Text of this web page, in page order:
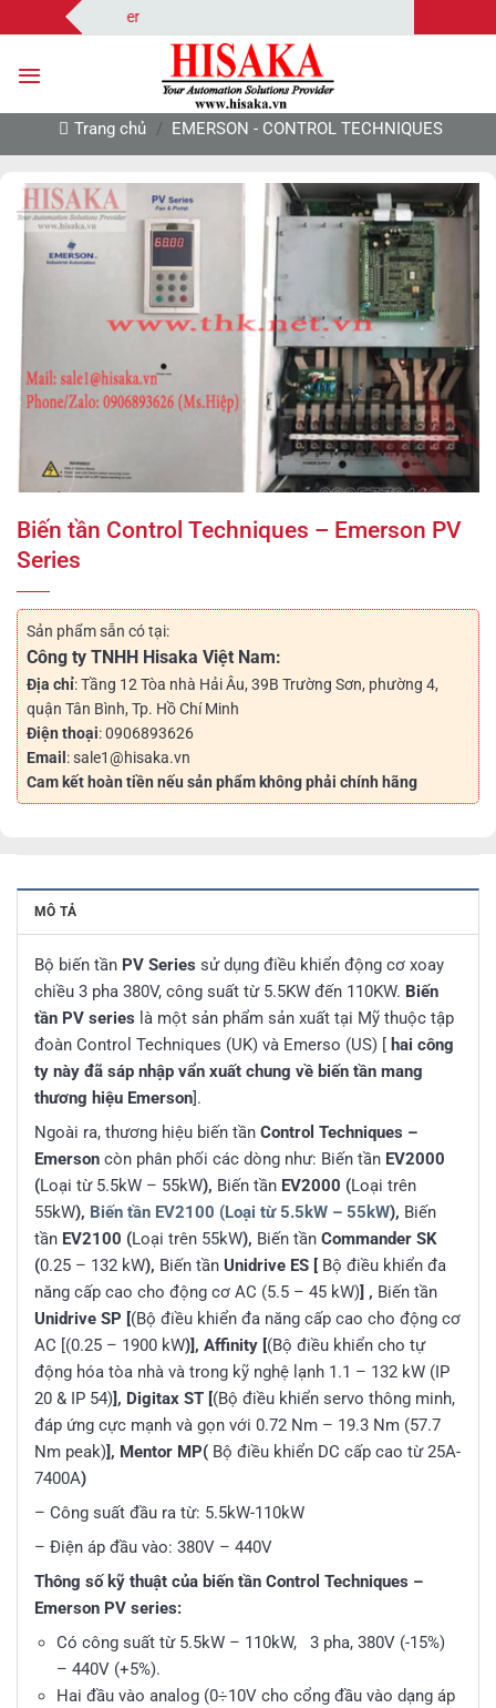
qua
nội
Trang chủ / EMERSON - CONTROL TECHNIQUES
Biến tần Control Techniques – Emerson PV
Series
Sản phẩm sẵn có tại:
Công ty TNHH Hisaka Việt Nam:
Địa chỉ: Tầng 12 Tòa nhà Hải Âu, 39B Trường Sơn, phường 4,
quận Tân Bình, Tp. Hồ Chí Minh
Điện thoại: 0906893626
Email : sale1@hisaka.vn
Cam kết hoàn tiền nếu sản phẩm không phải chính hãng
MÔ TẢ
Bộ biến tần PV Series sử dụng điều khiển động cơ xoay
chiều 3 pha 380V, công suất từ 5.5KW đến 110KW. Biến
tần PV series là một sản phẩm sản xuất tại Mỹ thuộc tập
đoàn Control Techniques (UK) và Emerso (US) [ hai công
ty này đã sáp nhập vẩn xuất chung về biến tần mang
thương hiệu Emerson].
Ngoài ra, thương hiệu biến tần Control Techniques –
Emerson còn phân phối các dòng như: Biến tần EV2000
(Loại từ 5.5kW – 55kW), Biến tần EV2000 (Loại trên
55kW), Biến tần EV2100 (Loại từ 5.5kW – 55kW), Biến
tần EV2100 (Loại trên 55kW), Biến tần Commander SK
(0.25 – 132 kW), Biến tần Unidrive ES [ Bộ điều khiển đa
năng cấp cao cho động cơ AC (5.5 – 45 kW)] , Biến tần
Unidrive SP [(Bộ điều khiển đa năng cấp cao cho động cơ
AC [(0.25 – 1900 kW)], Affinity [(Bộ điều khiển cho tự
động hóa tòa nhà và trong kỹ nghệ lạnh 1.1 – 132 kW (IP
20 & IP 54)], Digitax ST [(Bộ điều khiển servo thông minh,
đáp ứng cực mạnh và gọn với 0.72 Nm – 19.3 Nm (57.7
Nm peak)], Mentor MP( Bộ điều khiển DC cấp cao từ 25A-
7400A)
– Công suất đầu ra từ: 5.5kW-110kW
– Điện áp đầu vào: 380V – 440V
Thông số kỹ thuật của biến tần Control Techniques –
Emerson PV series:
Có công suất từ 5.5kW – 110kW, 3 pha, 380V (-15%)
– 440V (+5%).
Hai đầu vào analog (0÷10V cho cổng đầu vào dạng áp